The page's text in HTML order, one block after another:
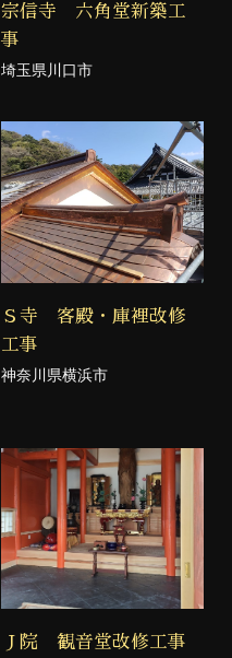
宗信寺 六角堂新築工
事
埼玉県川口市
Ｓ寺 客殿・庫裡改修
工事
神奈川県横浜市
Ｊ院 観音堂改修工事